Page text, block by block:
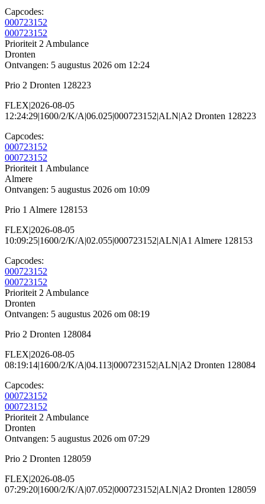
Capcodes:
000723152
000723152
Prioriteit 2 Ambulance
Dronten
Ontvangen: 5 augustus 2026 om 12:24
Prio 2 Dronten 128223
FLEX|2026-08-05
12:24:29|1600/2/K/A|06.025|000723152|ALN|A2 Dronten 128223
Capcodes:
000723152
000723152
Prioriteit 1 Ambulance
Almere
Ontvangen: 5 augustus 2026 om 10:09
Prio 1 Almere 128153
FLEX|2026-08-05
10:09:25|1600/2/K/A|02.055|000723152|ALN|A1 Almere 128153
Capcodes:
000723152
000723152
Prioriteit 2 Ambulance
Dronten
Ontvangen: 5 augustus 2026 om 08:19
Prio 2 Dronten 128084
FLEX|2026-08-05
08:19:14|1600/2/K/A|04.113|000723152|ALN|A2 Dronten 128084
Capcodes:
000723152
000723152
Prioriteit 2 Ambulance
Dronten
Ontvangen: 5 augustus 2026 om 07:29
Prio 2 Dronten 128059
FLEX|2026-08-05
07:29:20|1600/2/K/A|07.052|000723152|ALN|A2 Dronten 128059